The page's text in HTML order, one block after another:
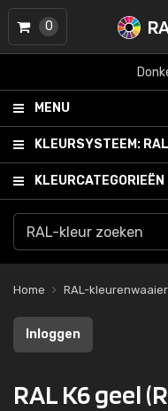
MENU
KLEURSYSTEEM:
KLEURCATEGORIEËN
0
Home RAL-
Inloggen
RAL K6 geel